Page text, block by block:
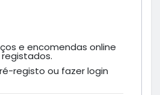
e encomendas online
registo ou fazer login